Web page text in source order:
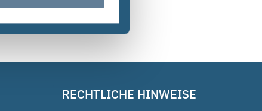
RECHTLICHE HINWEISE